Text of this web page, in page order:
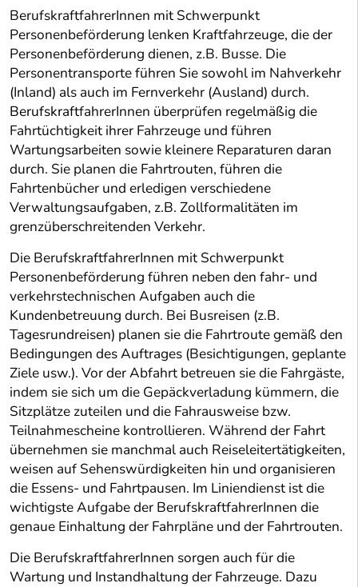
BerufskraftfahrerInnen mit Schwerpunkt
Personenbeförderung lenken Kraftfahrzeuge, die der
Personenbeförderung dienen, z.B. Busse. Die
Personentransporte führen Sie sowohl im Nahverkehr
(Inland) als auch im Fernverkehr (Ausland) durch.
BerufskraftfahrerInnen überprüfen regelmäßig die
Fahrtüchtigkeit ihrer Fahrzeuge und führen
Wartungsarbeiten sowie kleinere Reparaturen daran
durch. Sie planen die Fahrtrouten, führen die
Fahrtenbücher und erledigen verschiedene
Verwaltungsaufgaben, z.B. Zollformalitäten im
grenzüberschreitenden Verkehr.
Die BerufskraftfahrerInnen mit Schwerpunkt
Personenbeförderung führen neben den fahr- und
verkehrstechnischen Aufgaben auch die
Kundenbetreuung durch. Bei Busreisen (z.B.
Tagesrundreisen) planen sie die Fahrtroute gemäß den
Bedingungen des Auftrages (Besichtigungen, geplante
Ziele usw.). Vor der Abfahrt betreuen sie die Fahrgäste,
indem sie sich um die Gepäckverladung kümmern, die
Sitzplätze zuteilen und die Fahrausweise bzw.
Teilnahmescheine kontrollieren. Während der Fahrt
übernehmen sie manchmal auch Reiseleitertätigkeiten,
weisen auf Sehenswürdigkeiten hin und organisieren
die Essens- und Fahrtpausen. Im Liniendienst ist die
wichtigste Aufgabe der BerufskraftfahrerInnen die
genaue Einhaltung der Fahrpläne und der Fahrtrouten.
Die BerufskraftfahrerInnen sorgen auch für die
Wartung und Instandhaltung der Fahrzeuge. Dazu